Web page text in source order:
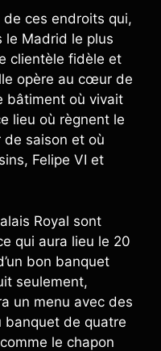
ces endroits qui,
le Madrid le plus
clientèle fidèle et
opère au cœur de
bâtiment où vivait
lieu où règnent le
saison et où
Felipe VI et
Royal sont
qui aura lieu le 20
bon banquet
seulement,
un menu avec des
banquet de quatre
le chapon